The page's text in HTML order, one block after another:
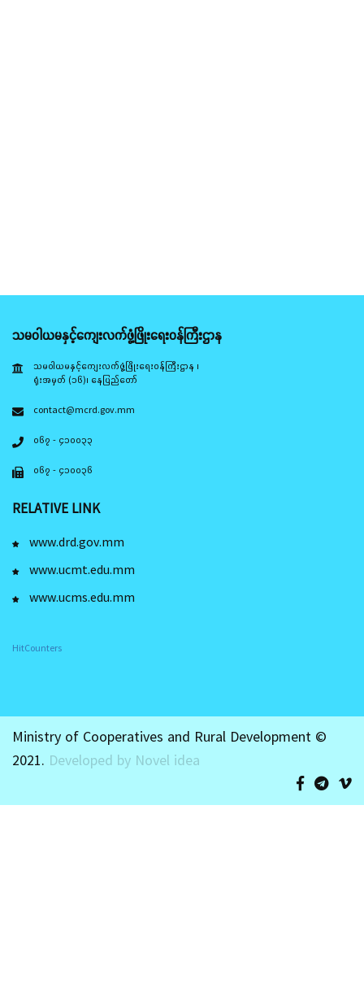
သမဝါယမနှင့်ကျေးလက်ဖွံ့ဖြိုးရေးဝန်ကြီးဌာန
သမဝါယမနှင့်ကျေးလက်ဖွံ့ဖြိုးရေးဝန်ကြီးဌာန ၊
ရုံးအမှတ် (၁၆)၊ နေပြည်တော်
contact@mcrd.gov.mm
၀၆၇ - ၄၁၀၀၃၃
၀၆၇ - ၄၁၀၀၃၆
RELATIVE LINK
www.drd.gov.mm
www.ucmt.edu.mm
www.ucms.edu.mm
HitCounters
Ministry of Cooperatives and Rural Development ©
2021. Developed by Novel idea